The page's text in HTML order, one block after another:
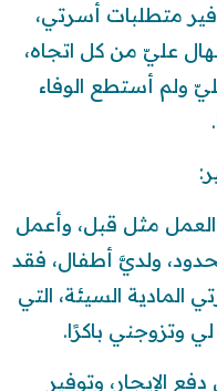
متطلبات أسرتي،
عليّ من كل اتجاه،
ولم أستطع الوفاء
مثل قبل، وأعمل
ولديَّ أطفال، فقد
السيئة، التي
وتزوجني باكرًا.
الإيجار، وتوفير